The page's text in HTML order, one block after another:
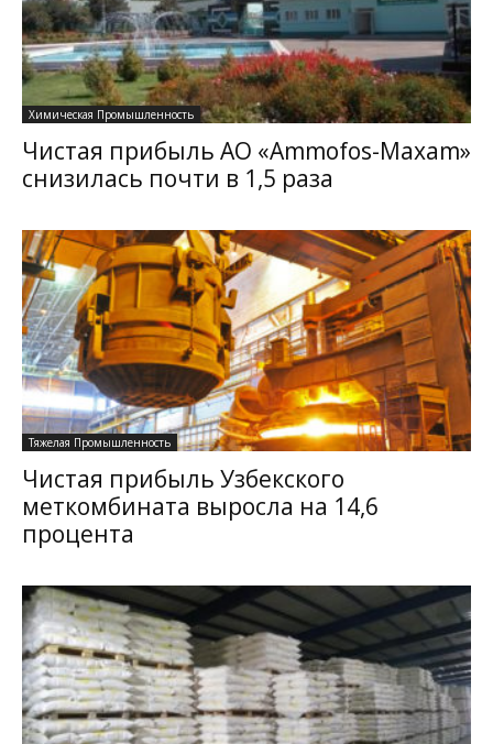
Химическая Промышленность
Чистая прибыль АО «Ammofos-Maxam»
снизилась почти в 1,5 раза
Тяжелая Промышленность
Чистая прибыль Узбекского
меткомбината выросла на 14,6
процента